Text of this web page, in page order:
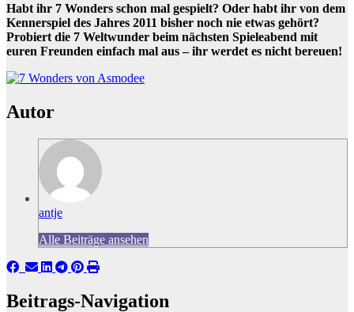
Habt ihr 7 Wonders schon mal gespielt? Oder habt ihr von dem
Kennerspiel des Jahres 2011 bisher noch nie etwas gehört?
Probiert die 7 Weltwunder beim nächsten Spieleabend mit
euren Freunden einfach mal aus – ihr werdet es nicht bereuen!
Autor
antje
Alle Beiträge ansehen
Beitrags-Navigation